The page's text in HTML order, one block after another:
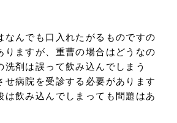
なんでも口入れたがるものですの
りますが、重曹の場合はどうなの
洗剤は誤って飲み込んでしまう
せ病院を受診する必要があります
は飲み込んでしまっても問題はあ